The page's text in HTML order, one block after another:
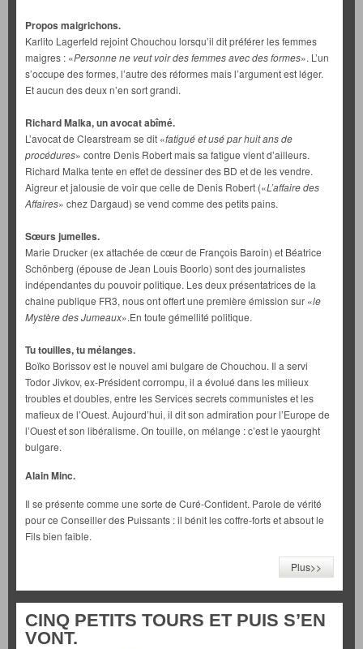
Propos maigrichons.
Karlito Lagerfeld rejoint Chouchou lorsqu’il dit préférer les femmes
maigres : «Personne ne veut voir des femmes avec des formes». L’un
s’occupe des formes, l’autre des réformes mais l’argument est léger.
Et aucun des deux n’en sort grandi.
Richard Malka, un avocat abîmé.
L’avocat de Clearstream se dit «fatigué et usé par huit ans de
procédures» contre Denis Robert mais sa fatigue vient d’ailleurs.
Richard Malka tente en effet de dessiner des BD et de les vendre.
Aigreur et jalousie de voir que celle de Denis Robert («L’affaire des
Affaires» chez Dargaud) se vend comme des petits pains.
Sœurs jumelles.
Marie Drucker (ex attachée de cœur de François Baroin) et Béatrice
Schönberg (épouse de Jean Louis Boorlo) sont des journalistes
indépendantes du pouvoir politique. Les deux présentatrices de la
chaine publique FR3, nous ont offert une première émission sur «le
Mystère des Jumeaux».En toute gémellité politique.
Tu touilles, tu mélanges.
Boïko Borissov est le nouvel ami bulgare de Chouchou. Il a servi
Todor Jivkov, ex-Président corrompu, il a évolué dans les milieux
troubles et doubles, entre les Services secrets communistes et les
mafieux de l’Ouest. Aujourd’hui, il dit son admiration pour l’Europe de
l’Ouest et son libéralisme. On touille, on mélange : c’est le yaourght
bulgare.
Alain Minc.
Il se présente comme une sorte de Curé-Confident. Parole de vérité
pour ce Conseiller des Puissants : il bénit les coffre-forts et absout le
Fils bien faible.
Plus>>
CINQ PETITS TOURS ET PUIS S’EN
VONT.